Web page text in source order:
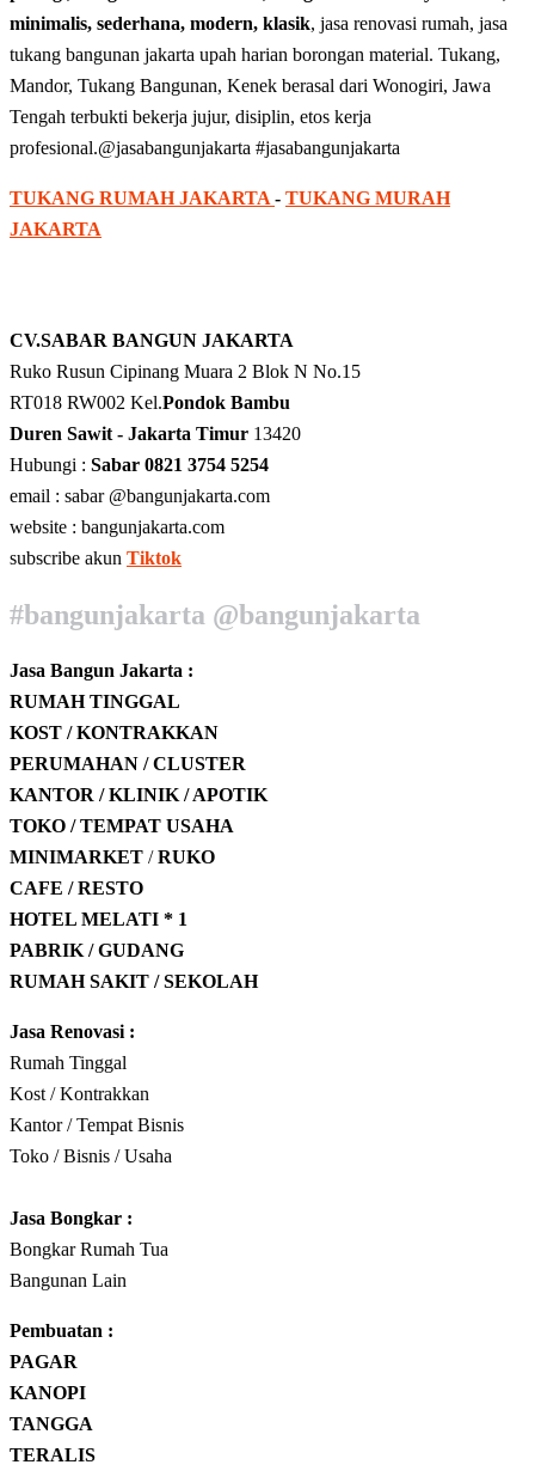
minimalis, sederhana, modern, klasik, jasa renovasi rumah, jasa
tukang bangunan jakarta upah harian borongan material. Tukang,
Mandor, Tukang Bangunan, Kenek berasal dari Wonogiri, Jawa
Tengah terbukti bekerja jujur, disiplin, etos kerja
profesional.@jasabangunjakarta #jasabangunjakarta
TUKANG RUMAH JAKARTA - TUKANG MURAH
JAKARTA
CV.SABAR BANGUN JAKARTA
Ruko Rusun Cipinang Muara 2 Blok N No.15
RT018 RW002 Kel.Pondok Bambu
Duren Sawit - Jakarta Timur 13420
Hubungi : Sabar 0821 3754 5254
email : sabar @bangunjakarta.com
website : bangunjakarta.com
subscribe akun Tiktok
#bangunjakarta @bangunjakarta
Jasa Bangun Jakarta :
RUMAH TINGGAL
KOST / KONTRAKKAN
PERUMAHAN / CLUSTER
KANTOR / KLINIK / APOTIK
TOKO / TEMPAT USAHA
MINIMARKET /RUKO
CAFE / RESTO
HOTEL MELATI * 1
PABRIK / GUDANG
RUMAH SAKIT / SEKOLAH
Jasa Renovasi :
Rumah Tinggal
Kost / Kontrakkan
Kantor / Tempat Bisnis
Toko / Bisnis / Usaha
Jasa Bongkar :
Bongkar Rumah Tua
Bangunan Lain
Pembuatan :
PAGAR
KANOPI
TANGGA
TERALIS